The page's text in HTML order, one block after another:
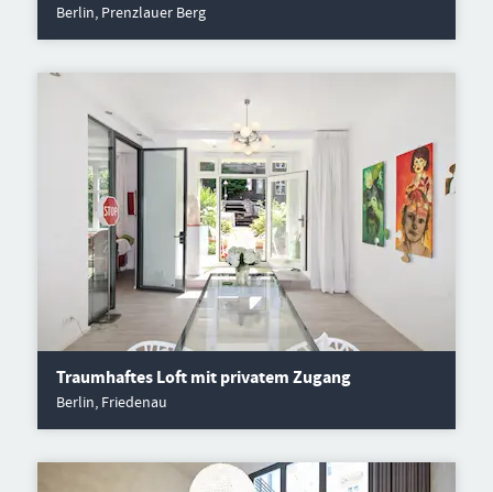
Berlin, Prenzlauer Berg
Traumhaftes Loft mit privatem Zugang
Berlin, Friedenau